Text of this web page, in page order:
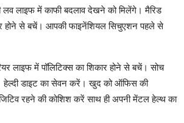
लाइफ में काफी बदलाव देखने को मिलेंगे। मैरिड
होने से बचें। आपकी फाइनेंशियल सिचुएशन पहले से
लाइफ में पॉलिटिक्स का शिकार होने से बचें। सोच
डाइट का सेवन करें। खुद को ऑफिस की
रहने की कोशिश करें साथ ही अपनी मेंटल हेल्थ का